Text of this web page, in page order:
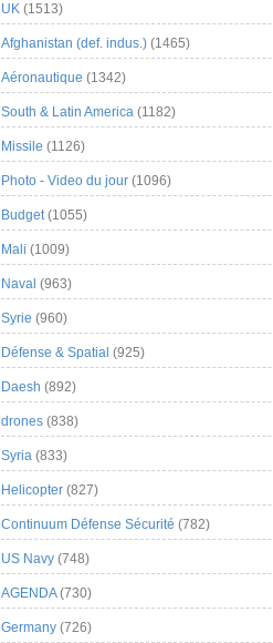
UK (1513)
Afghanistan (def. indus.) (1465)
Aéronautique (1342)
South & Latin America (1182)
Missile (1126)
Photo - Video du jour (1096)
Budget(1055)
Mali (1009)
Naval (963)
Syrie (960)
Défense & Spatial (925)
Daesh (892)
drones (838)
Syria (833)
Helicopter (827)
Continuum Défense Sécurité (782)
US Navy (748)
AGENDA(730)
Germany (726)